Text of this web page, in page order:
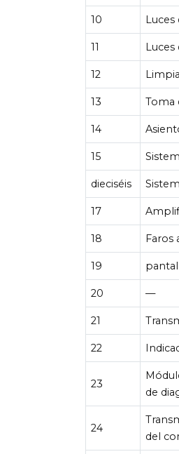
10
11
12
13 Toma
14
15
dieciséis
17
18 Faros
19
20 —
21
22
23
de
24
del